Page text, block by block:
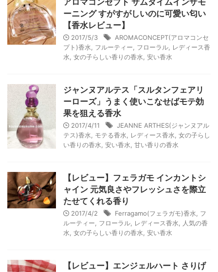
アロマコンセプト サムタイムインザモ
ーニング すがすがしいのに可愛い匂い
【香水レビュー】
2017/5/3
AROMACONCEPT(アロマコンセ
プト)香水
フルーティー フローラル
レディース香
水 女の子らしい香りの香水 安い香水
ジャンヌアルテス「スルタンフェアリ
ーローズ」うまく使いこなせばモテ効
果を狙える香水
2017/4/11
JEANNE ARTHES(ジャンヌアル
テス)香水
モテる香水 レディース香水 女の子らし
い香りの香水 安い香水 甘い香りの香水
【レビュー】フェラガモ インカントシ
ャイン 元気良さやフレッシュさを際立
たせてくれる香り
2017/4/2 Ferragamo(フェラガモ)香水
フ
ルーティー
フローラル レディース香水
人気の香
水 女の子らしい香りの香水 安い香水
【レビュー】エンジェルハート さりげ